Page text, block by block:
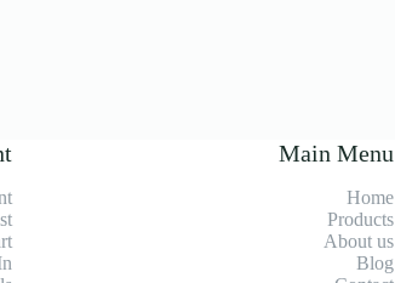
Main Menu
Home
Products
About us
Blog